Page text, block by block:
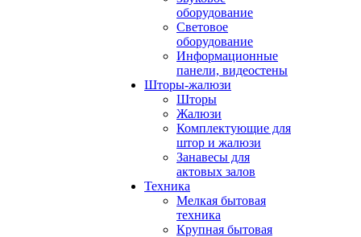
оборудование
Световое
оборудование
Информационные
панели, видеостены
Шторы-жалюзи
Шторы
Жалюзи
Комплектующие для
штор и жалюзи
Занавесы для
актовых залов
Техника
Мелкая бытовая
техника
Крупная бытовая